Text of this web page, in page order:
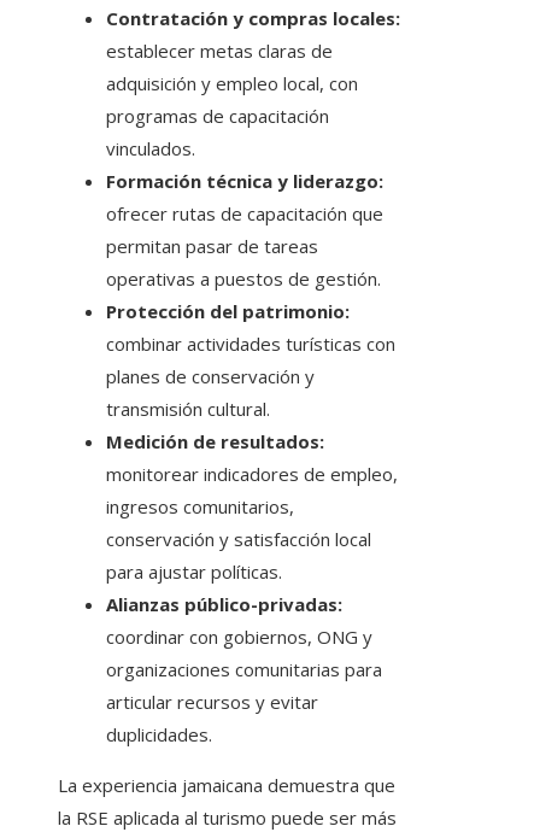
Contratación y compras locales:
establecer metas claras de
adquisición y empleo local, con
programas de capacitación
vinculados.
Formación técnica y liderazgo:
ofrecer rutas de capacitación que
permitan pasar de tareas
operativas a puestos de gestión.
Protección del patrimonio:
combinar actividades turísticas con
planes de conservación y
transmisión cultural.
Medición de resultados:
monitorear indicadores de empleo,
ingresos comunitarios,
conservación y satisfacción local
para ajustar políticas.
Alianzas público-privadas:
coordinar con gobiernos, ONG y
organizaciones comunitarias para
articular recursos y evitar
duplicidades.
La experiencia jamaicana demuestra que
la RSE aplicada al turismo puede ser más